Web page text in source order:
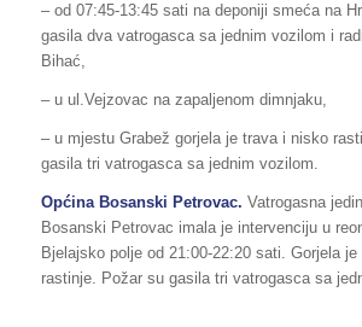
– od 07:45-13:45 sati na deponiji smeća na
gasila dva vatrogasca sa jednim vozilom i
Bihać,
– u ul.Vejzovac na zapaljenom dimnjaku,
– u mjestu Grabež gorjela je trava i nisko
gasila tri vatrogasca sa jednim vozilom.
Općina Bosanski Petrovac. Vatrogasna
Bosanski Petrovac imala je intervenciju u
Bjelajsko polje od 21:00-22:20 sati. Gorjela
rastinje. Požar su gasila tri vatrogasca sa